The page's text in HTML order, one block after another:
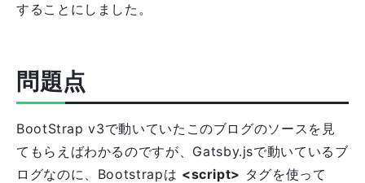
することにしました。
問題点
BootStrap v3で動いていたこのブログのソースを見
てもらえばわかるのですが、Gatsby.jsで動いているブ
ログなのに、Bootstrapは <script> タグを使って